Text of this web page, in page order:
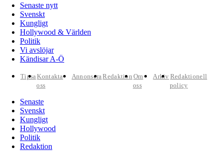
Senaste nytt
Svenskt
Kungligt
Hollywood & Världen
Politik
Vi avslöjar
Kändisar A-Ö
TipsaKontakta
oss
AnnonseraRedaktion Om
oss
Arkiv Redaktionell
policy
Senaste
Svenskt
Kungligt
Hollywood
Politik
Redaktion